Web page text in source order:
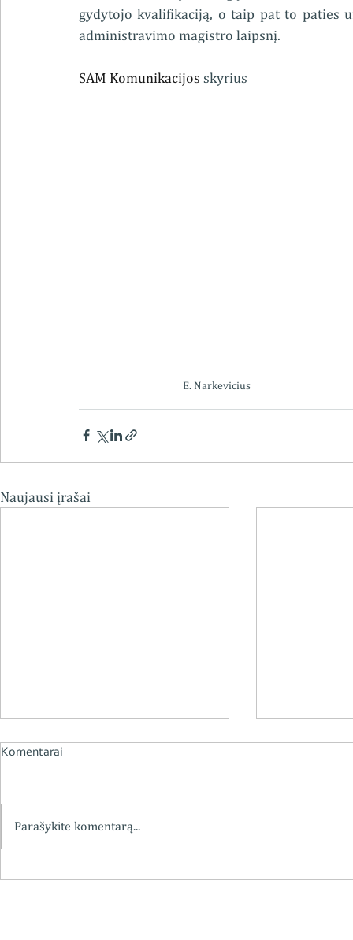
gydytojo kvalifikaciją, o taip pat to paties
administravimo magistro laipsnį.
SAM Komunikacijos skyrius
E. Narkevicius
Naujausi įrašai
Komentarai
Parašykite komentarą...